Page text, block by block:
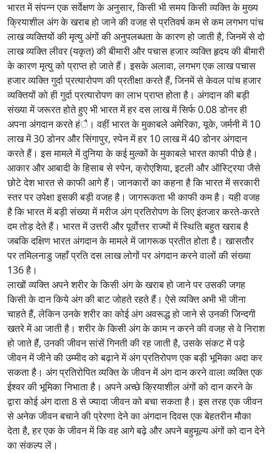
भारत में संपन्न एक सर्वेक्षण के अनुसार, किसी भी समय किसी व्यक्ति के मुख्य
क्रियाशील अंग के खराब हो जाने की वजह से प्रतिवर्ष कम से कम लगभग पांच
लाख व्यक्तियों की मृत्यु अंगों की अनुपलब्धता के कारण हो जाती है, जिनमें से दो
लाख व्यक्ति लीवर (यकृत) की बीमारी और पचास हजार व्यक्ति हृदय की बीमारी
के कारण मृत्यु को प्राप्त हो जाते हैं। इसके अलावा, लगभग एक लाख पचास
हजार व्यक्ति गुर्दा प्रत्यारोपण की प्रतीक्षा करते हैं, जिनमें से केवल पांच हजार
व्यक्तियों को ही गुर्दा प्रत्यारोपण का लाभ प्राप्त होता है। अंगदान की बड़ी
संख्या में जरूरत होते हुए भी भारत में हर दस लाख में सिर्फ 0.08 डोनर ही
अपना अंगदान करते हंै। वहीं भारत के मुकाबले अमेरिका, यूके, जर्मनी में 10
लाख में 30 डोनर और सिंगापुर, स्पेन में हर 10 लाख में 40 डोनर अंगदान
करते हैं। इस मामले में दुनिया के कई मुल्कों के मुकाबले भारत काफी पीछे है।
आकार और आबादी के हिसाब से स्पेन, क्रोएशिया, इटली और ऑस्ट्रिया जैसे
छोटे देश भारत से काफी आगे हैं। जानकारों का कहना है कि भारत में सरकारी
स्तर पर उपेक्षा इसकी बड़ी वजह है। जागरूकता भी काफी कम है। यही वजह
है कि भारत में बड़ी संख्या में मरीज अंग प्रतिरोपण के लिए इंतजार करते-करते
दम तोड़ देते हैं। भारत में उत्तरी और पूर्वोत्तर राज्यों में स्थिति बहुत खराब है
जबकि दक्षिण भारत अंगदान के मामले में जागरूक प्रतीत होता है। खासतौर
पर तमिलनाडु जहाँ प्रति दस लाख लोगों पर अंगदान करने वालों की संख्या
136 है।
लाखों व्यक्ति अपने शरीर के किसी अंग के खराब हो जाने पर उसकी जगह
किसी के दान किये अंग की बाट जोहते रहते हैं। ऐसे व्यक्ति अभी भी जीना
चाहते हैं, लेकिन उनके शरीर का कोई अंग अवरूद्ध हो जाने से उनकी जिन्दगी
खतरे में आ जाती है। शरीर के किसी अंग के काम न करने की वजह से वे निराश
हो जाते हैं, उनकी जीवन सांसें गिनती की रह जाती है, उसके संकट में पड़े
जीवन में जीने की उम्मीद को बढ़ाने में अंग प्रतिरोपण एक बड़ी भूमिका अदा कर
सकता है। अंग प्रतिरोपित व्यक्ति के जीवन में अंग दान करने वाला व्यक्ति एक
ईश्वर की भूमिका निभाता है। अपने अच्छे क्रियाशील अंगों को दान करने के
द्वारा कोई अंग दाता 8 से ज्यादा जीवन को बचा सकता है। इस तरह एक जीवन
से अनेक जीवन बचाने की प्रेरणा देने का अंगदान दिवस एक बेहतरीन मौका
देता है, हर एक के जीवन में कि वह आगे बढ़े और अपने बहुमूल्य अंगों को दान देने
का संकल्प लें।